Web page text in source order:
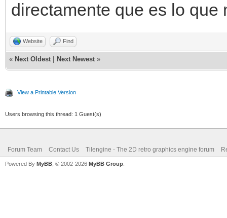
directamente que es lo que
Website Find
« Next Oldest Next Newest »
View a Printable Version
Users browsing this thread: 1 Guest(s)
Forum Team Contact Us Tilengine - The 2D retro graphics engine forum
Powered By MyBB , © 2002-2026 MyBB Group